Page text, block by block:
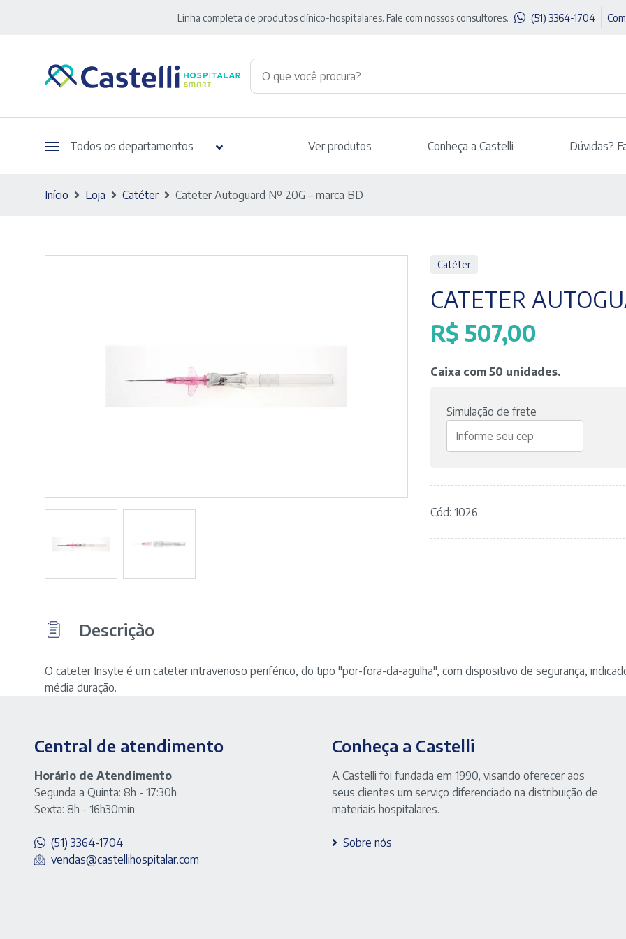
Linha completa de produtos clínico-hospitalares. Fale com nossos consultores. (51) 3364-1704
Todos os departamentos Ver produtos Conheça a Castelli Dúvidas?
Início Loja Catéter Cateter Autoguard Nº 20G – marca BD
Catéter
CATETER
R$ 507,00
Caixa com 50 unidades.
Simulação de frete
Cód: 1026
Descrição
O cateter Insyte é um cateter intravenoso periférico, do tipo "por-fora-da-agulha", com dispositivo de segurança,
média duração.
Central de atendimento
Horário de Atendimento
Segunda a Quinta: 8h - 17:30h
Sexta: 8h - 16h30min
(51) 3364-1704
vendas@castellihospitalar.com
Conheça a Castelli
A Castelli foi fundada em 1990, visando oferecer aos
seus clientes um serviço diferenciado na distribuição de
materiais hospitalares.
Sobre nós